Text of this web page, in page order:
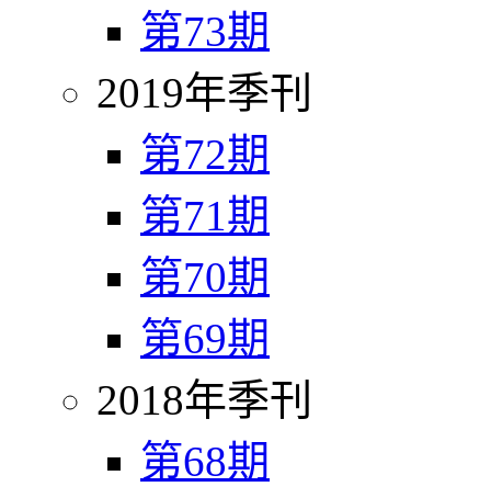
第73期
2019年季刊
第72期
第71期
第70期
第69期
2018年季刊
第68期